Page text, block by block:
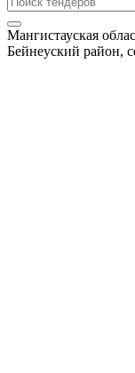
Мангистауская
Бейнеуский район,